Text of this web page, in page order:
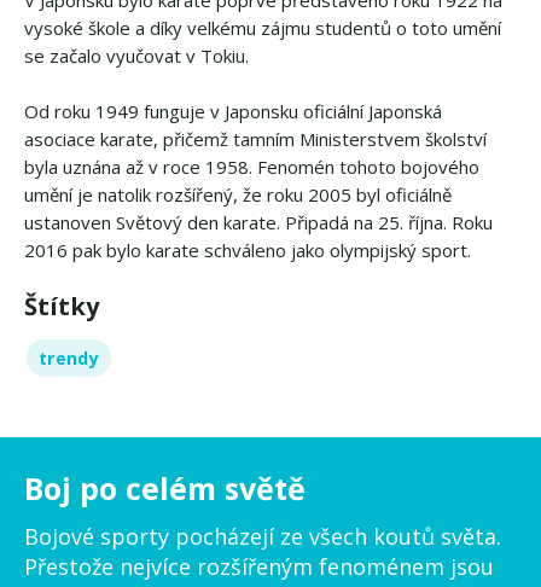
vysoké škole a díky velkému zájmu studentů o toto umění
se začalo vyučovat v Tokiu.
Od roku 1949 funguje v Japonsku oficiální Japonská
asociace karate, přičemž tamním Ministerstvem školství
byla uznána až v roce 1958. Fenomén tohoto bojového
umění je natolik rozšířený, že roku 2005 byl oficiálně
ustanoven Světový den karate. Připadá na 25. října. Roku
2016 pak bylo karate schváleno jako olympijský sport.
Štítky
trendy
Boj po celém světě
Bojové sporty pocházejí ze všech koutů světa.
Přestože nejvíce rozšířeným fenoménem jsou